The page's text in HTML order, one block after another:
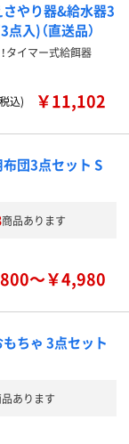
やり器&給水器3
入)（直送品）
タイマー式給餌器
込)
￥11,102
団3点セット S
商品あります
～￥4,980
ちゃ 3点セット
あります